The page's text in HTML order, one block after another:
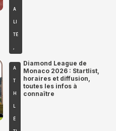
A
TÉ
A
T
H
É
Diamond League de
Monaco 2026 : Startlist,
horaires et diffusion,
toutes les infos à
connaître